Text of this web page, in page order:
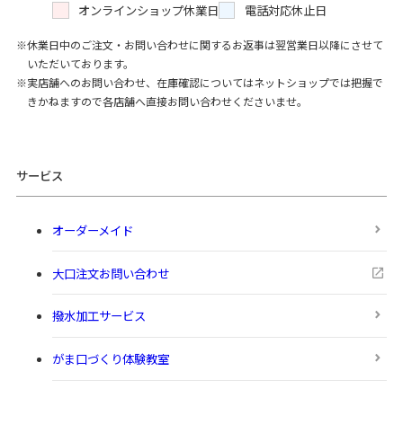
オンラインショップ休業日 電話対応休止日
休業日中のご注文・お問い合わせに関するお返事は翌営業日以降にさせて
いただいております。
実店舗へのお問い合わせ、在庫確認についてはネットショップでは把握で
きかねますので各店舗へ直接お問い合わせくださいませ。
サービス
オーダーメイド
大口注文お問い合わせ
撥水加工サービス
がま口づくり体験教室